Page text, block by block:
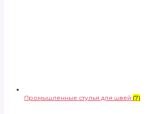
Промышленные стулья для швей (7)